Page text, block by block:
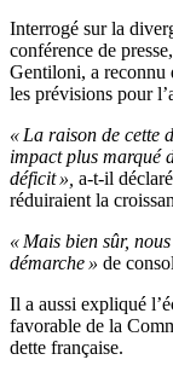
Interrogé sur la
conférence de
Gentiloni, a reconnu
les prévisions pour
« La raison de cette
impact plus marqué
déficit », a-t-il
réduiraient la
« Mais bien sûr,
démarche » de
Il a aussi expliqué
favorable de la
dette française.